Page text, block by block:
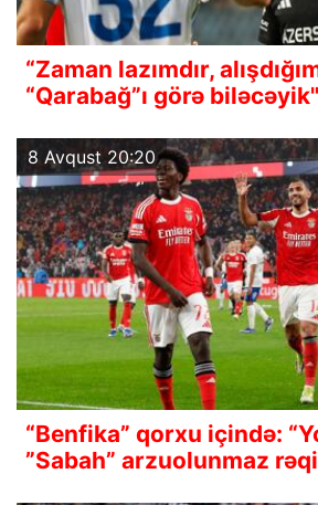
“Zaman lazımdır,
“Qarabağ”ı görə biləcəyik"
8 Avqust 20:20
“Benfika” qorxu içində:
”Sabah” arzuolunmaz